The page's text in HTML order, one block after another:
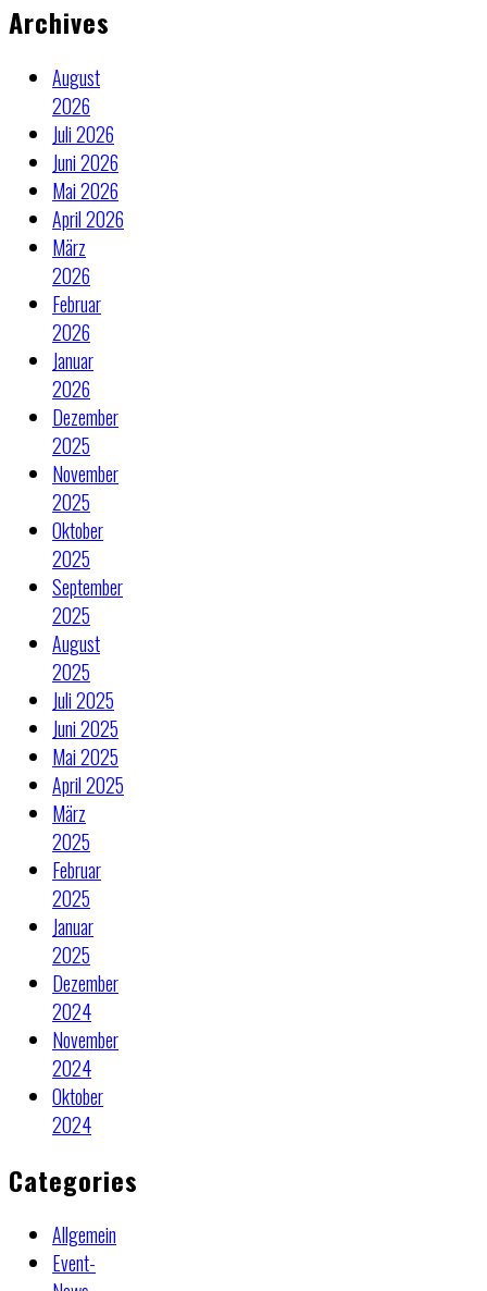
Archives
August
2026
Juli 2026
Juni 2026
Mai 2026
April 2026
März
2026
Februar
2026
Januar
2026
Dezember
2025
November
2025
Oktober
2025
September
2025
August
2025
Juli 2025
Juni 2025
Mai 2025
April 2025
März
2025
Februar
2025
Januar
2025
Dezember
2024
November
2024
Oktober
2024
Categories
Allgemein
Event-